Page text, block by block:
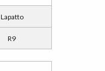
Lapatto
R9